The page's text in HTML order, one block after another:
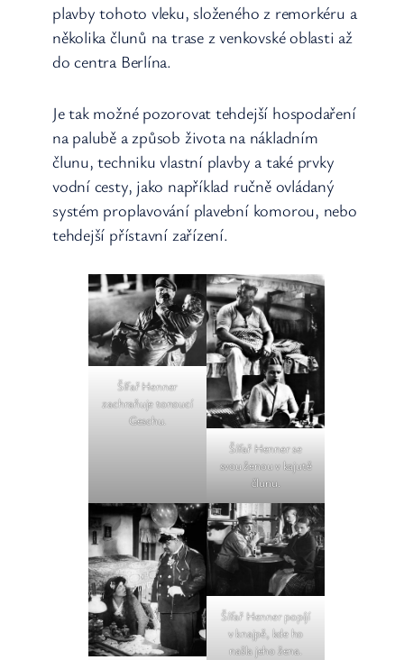
plavby tohoto vleku, složeného z remorkéru a
několika člunů na trase z venkovské oblasti až
do centra Berlína.
Je tak možné pozorovat tehdejší hospodaření
na palubě a způsob života na nákladním
člunu, techniku vlastní plavby a také prvky
vodní cesty, jako například ručně ovládaný
systém proplavování plavební komorou, nebo
tehdejší přístavní zařízení.
Šífař Henner
zachraňuje tonoucí
Geschu.
Šífař Henner se
svou ženou v kajutě
člunu.
Šífař Henner popíjí
v knajpě, kde ho
našla jeho žena.